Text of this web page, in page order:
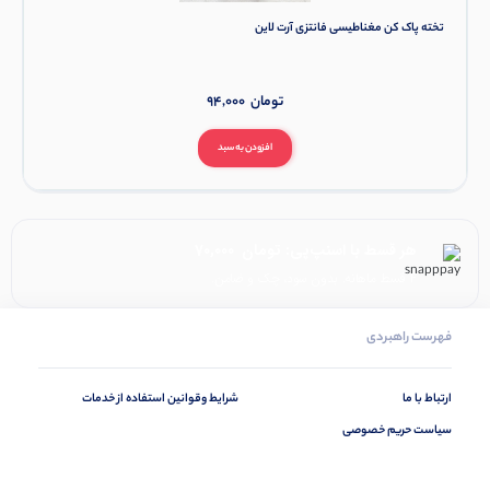
تخته پاک کن مغناطیسی فانتزی آرت لاین
افزودن به سبد
94,000 تومان
۴ قسط ماهانه. بدون سود، چک و ضامن.
فهرست راهبردی
ارتباط با ما
سیاست حریم خصوصی
شرایط وقوانین استفاده از خدمات